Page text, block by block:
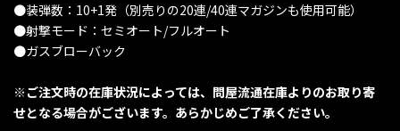
●装弾数：10+1発（別売りの20連/40連マガジンも使用可能）
●射撃モード：セミオート/フルオート
●ガスブローバック
※ご注文時の在庫状況によっては、問屋流通在庫よりのお取り寄
せとなる場合がございます。あらかじめご了承ください。